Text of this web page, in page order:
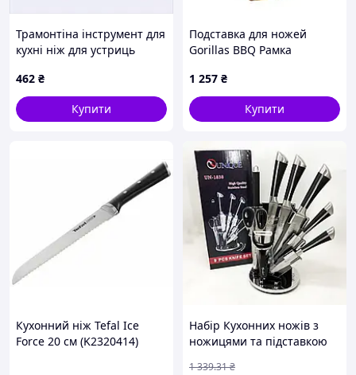
Для чого підходить цей ніж
обробка м’яса
обвалювання м’яса
нарізка продуктів на кухні
кухонний ніж для м’яса
стане чудовим
інструментом як для домашньої кухні, так і для
професійного використання.
Трамонтіна інструмент для
кухні ніж для устриць
462 ₴
Купити
Подставка для ножей
Gorillas BBQ Рамка
Коричневый (DS13) D15-
2026
1 257 ₴
Купити
Кухонний ніж Tefal Ice
Force 20 см (K2320414)
Набір Кухонних ножів з
ножицями та підставкою
1 339.31₴